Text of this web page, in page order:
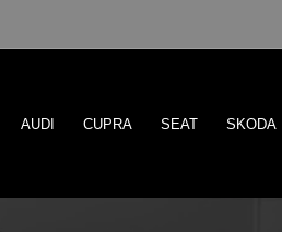
AUDI CUPRA SEAT SKODA